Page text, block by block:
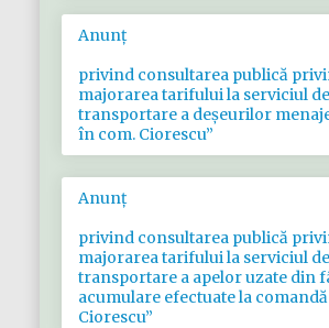
Anunț
privind consultarea publică
majorarea tarifului la serviciul de
transportare a deșeurilor
în com. Ciorescu”
Anunț
privind consultarea publică
majorarea tarifului la serviciul de
transportare a apelor uzate din
acumulare efectuate la
Ciorescu”